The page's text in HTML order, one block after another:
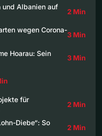
und Albanien auf
2 Min
wegen Corona-
3 Min
Hoarau: Sein
3 Min
für
2 Min
Diebe“: So
2 Min